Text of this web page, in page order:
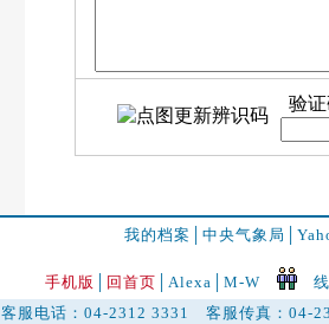
验
我的档案 中央气象局
手机版 回首页 Alexa│ M-W
客服电话：04-2312 3331 客服传真：